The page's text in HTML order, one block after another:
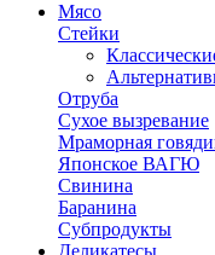
Мясо
Стейки
Отруба
Сухое вызревание
Мраморная
Японское ВАГЮ
Свинина
Баранина
Субпродукты
Деликатесы